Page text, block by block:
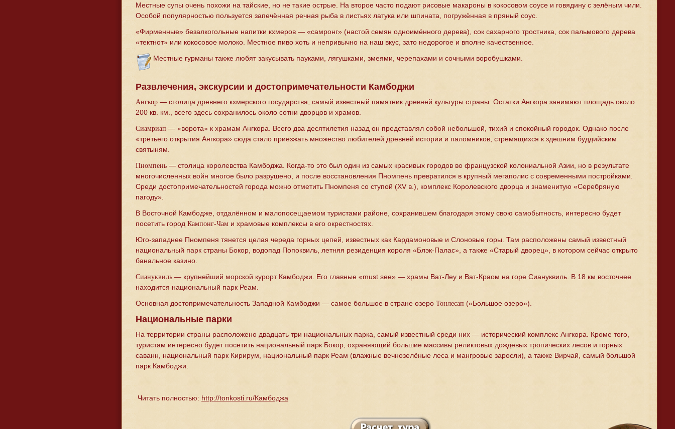
Местные супы очень похожи на тайские, но не такие острые. На второе часто подают рисовые макароны в кокосовом соусе и говядину с зелёным чили.
Особой популярностью пользуется запечённая речная рыба в листьях латука или шпината, погружённая в пряный соус.
«Фирменные» безалкогольные напитки кхмеров — «самронг» (настой семян одноимённого дерева), сок сахарного тростника, сок пальмового дерева
«тектнот» или кокосовое молоко. Местное пиво хоть и непривычно на наш вкус, зато недорогое и вполне качественное.
Местные гурманы также любят закусывать пауками, лягушками, змеями, черепахами и сочными воробушками.
Развлечения, экскурсии и достопримечательности Камбоджи
Ангкор — столица древнего кхмерского государства, самый известный памятник древней культуры страны. Остатки Ангкора занимают площадь около
200 кв. км., всего здесь сохранилось около сотни дворцов и храмов.
Сиамриап — «ворота» к храмам Ангкора. Всего два десятилетия назад он представлял собой небольшой, тихий и спокойный городок. Однако после
«третьего открытия Ангкора» сюда стало приезжать множество любителей древней истории и паломников, стремящихся к здешним буддийским
святыням.
Пномпень — столица королевства Камбоджа. Когда-то это был один из самых красивых городов во французской колониальной Азии, но в результате
многочисленных войн многое было разрушено, и после восстановления Пномпень превратился в крупный мегаполис с современными постройками.
Среди достопримечательностей города можно отметить Пномпеня со ступой (XV в.), комплекс Королевского дворца и знаменитую «Серебряную
пагоду».
В Восточной Камбодже, отдалённом и малопосещаемом туристами районе, сохранившем благодаря этому свою самобытность, интересно будет
посетить город Кампонг-Чам и храмовые комплексы в его окрестностях.
Юго-западнее Пномпеня тянется целая череда горных цепей, известных как Кардамоновые и Слоновые горы. Там расположены самый известный
национальный парк страны Бокор, водопад Попоквиль, летняя резиденция короля «Блэк-Палас», а также «Старый дворец», в котором сейчас открыто
банальное казино.
Сиануквиль — крупнейший морской курорт Камбоджи. Его главные «must see» — храмы Ват-Леу и Ват-Краом на горе Сиануквиль. В 18 км восточнее
находится национальный парк Реам.
Основная достопримечательность Западной Камбоджи — самое большое в стране озеро Тонлесап («Большое озеро»).
Национальные парки
На территории страны расположено двадцать три национальных парка, самый известный среди них — исторический комплекс Ангкора. Кроме того,
туристам интересно будет посетить национальный парк Бокор, охраняющий большие массивы реликтовых дождевых тропических лесов и горных
саванн, национальный парк Кирирум, национальный парк Реам (влажные вечнозелёные леса и мангровые заросли), а также Вирчай, самый большой
парк Камбоджи.
Читать полностью: http://tonkosti.ru/Камбоджа